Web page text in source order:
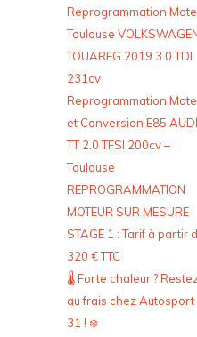
Reprogrammation
Toulouse
TOUAREG 2019 3.0 TDI
231cv
Reprogrammation
et Conversion E85 AUDI
TT 2.0 TFSI 200cv –
Toulouse
REPROGRAMMATION
MOTEUR SUR MESURE
STAGE 1 : Tarif à partir
320 € TTC
🌡️ Forte chaleur ?
au frais chez Autosport
31 ! ❄️